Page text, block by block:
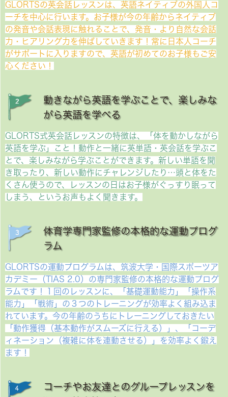
GLORTSの英会話レッスンは、英語ネイティブの外国人コ
ーチを中心に行います。お子様が今の年齢からネイティブ
の発音や会話表現に触れることで、発音・より自然な会話
力・ヒアリング力を伸ばしていきます！常に日本人コーチ
がサポートに入りますので、英語が初めてのお子様もご安
心ください！
動きながら英語を学ぶことで、楽しみな
がら英語を学べる
GLORTS式英会話レッスンの特徴は、「体を動かしながら
英語を学ぶ」こと！動作と一緒に英単語・英会話を学ぶこ
とで、楽しみながら学ぶことができます。新しい単語を聞
き取ったり、新しい動作にチャレンジしたり…頭と体をた
くさん使うので、レッスンの日はお子様がぐっすり眠って
しまう、というお声もよく聞きます。
体育学専門家監修の本格的な運動プログ
ラム
GLORTSの運動プログラムは、筑波大学・国際スポーツア
カデミー（TIAS 2.0）の専門家監修の本格的な運動プログ
ラムです！１回のレッスンに、「基礎運動能力」「操作系
能力」「戦術」の３つのトレーニングが効率よく組み込ま
れています。今の年齢のうちにトレーニングしておきたい
「動作獲得（基本動作がスムーズに行える）」、「コーデ
ィネーション（複雑に体を連動させる）」を効率よく鍛え
ます！
コーチやお友達とのグループレッスンを